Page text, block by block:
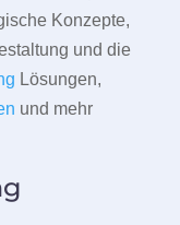
Konzepte,
und die
Lösungen,
und mehr